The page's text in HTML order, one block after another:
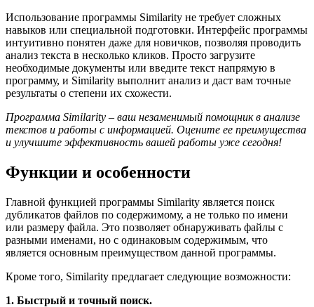
Использование программы Similarity не требует сложных
навыков или специальной подготовки. Интерфейс программы
интуитивно понятен даже для новичков, позволяя проводить
анализ текста в несколько кликов. Просто загрузите
необходимые документы или введите текст напрямую в
программу, и Similarity выполнит анализ и даст вам точные
результаты о степени их схожести.
Программа Similarity – ваш незаменимый помощник в анализе
текстов и работы с информацией. Оцените ее преимущества
и улучшите эффективность вашей работы уже сегодня!
Функции и особенности
Главной функцией программы Similarity является поиск
дубликатов файлов по содержимому, а не только по имени
или размеру файла. Это позволяет обнаруживать файлы с
разными именами, но с одинаковым содержимым, что
является основным преимуществом данной программы.
Кроме того, Similarity предлагает следующие возможности:
1. Быстрый и точный поиск.